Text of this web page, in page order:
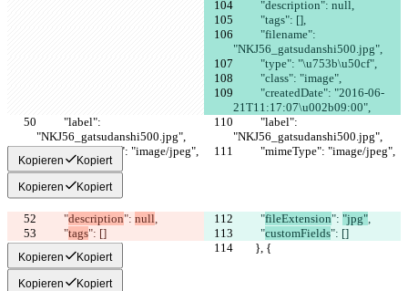
          "description": null,
          "tags": [],
"NKJ56_gatsudanshi500.jpg",
          "type": "\u753b\u50cf",
          "class": "image",
21T11:17:07\u002b09:00",
"NKJ56_gatsudanshi500.jpg",
"NKJ56_gatsudanshi500.jpg",
          "mimeType": "image/jpeg",
          "mimeType": "image/jpeg",
Kopieren Kopiert
Kopieren Kopiert
          "
description": null,
          "
fileExtension": "jpg",
          "
tags": []
          "
customFields": []
        }, {
        }, {
Kopieren Kopiert
Kopieren Kopiert